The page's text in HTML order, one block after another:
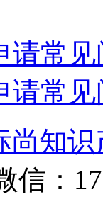
请常
请常
尚知
信：